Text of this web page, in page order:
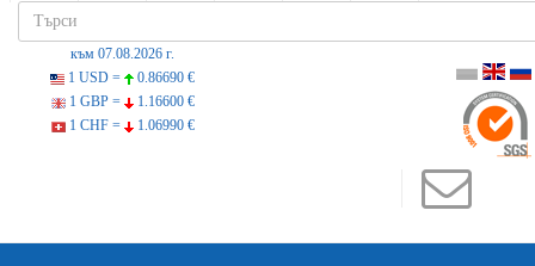
към 07.08.2026 г.
1 USD =
0.86690 €
1 GBP =
1.16600 €
1 CHF =
1.06990 €